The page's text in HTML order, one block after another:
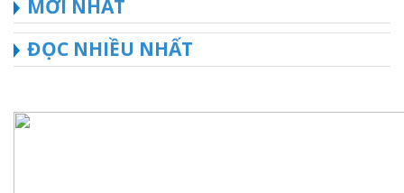
MỚI NHẤT
ĐỌC NHIỀU NHẤT